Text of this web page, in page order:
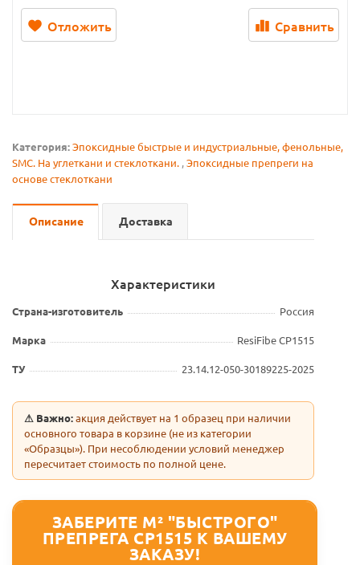
Отложить Сравнить
Категория:Эпоксидные быстрые и индустриальные, фенольные,
SMC. На углеткани и стеклоткани. ,Эпоксидные препреги на
основе стеклоткани
Описание Доставка
Характеристики
Страна-изготовитель Россия
Марка ResiFibe CP1515
ТУ 23.14.12-050-30189225-2025
⚠ Важно:акция действует на 1 образец при наличии
основного товара в корзине (не из категории
«Образцы»). При несоблюдении условий менеджер
пересчитает стоимость по полной цене.
ЗАБЕРИТЕ М² "БЫСТРОГО"
ПРЕПРЕГА CP1515 К ВАШЕМУ
ЗАКАЗУ!